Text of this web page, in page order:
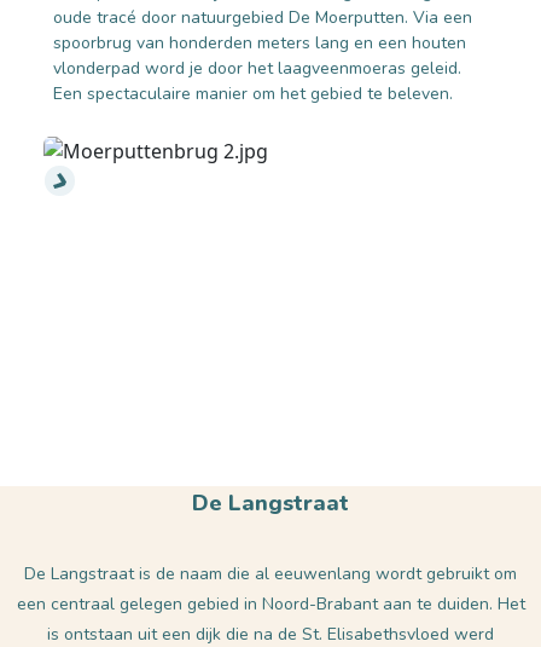
oude tracé door natuurgebied De Moerputten. Via een
spoorbrug van honderden meters lang en een houten
vlonderpad word je door het laagveenmoeras geleid.
Een spectaculaire manier om het gebied te beleven.
De Langstraat
De Langstraat is de naam die al eeuwen­lang wordt gebruikt om
een centraal ge­legen gebied in Noord-Brabant aan te duiden. Het
is ont­staan uit een dijk die na de St. Elisabeths­vloed werd